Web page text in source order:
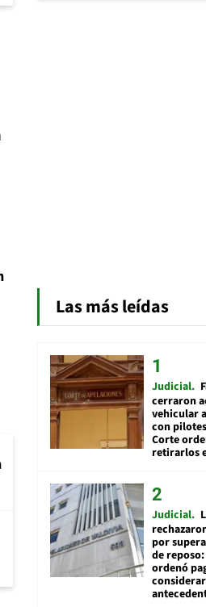
Las más leídas
Judicial
cerraron
vehicular
con
Corte
retirarlos
Judicial
por
de
ordenó